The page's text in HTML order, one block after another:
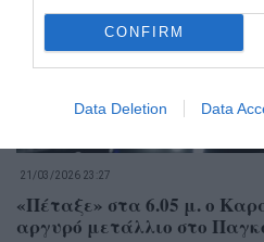
CONFIRM
Data Deletion Data
21/03/2026 23:27
«Πέταξε» στα 6.05 μ. ο
αργυρό μετάλλιο στο